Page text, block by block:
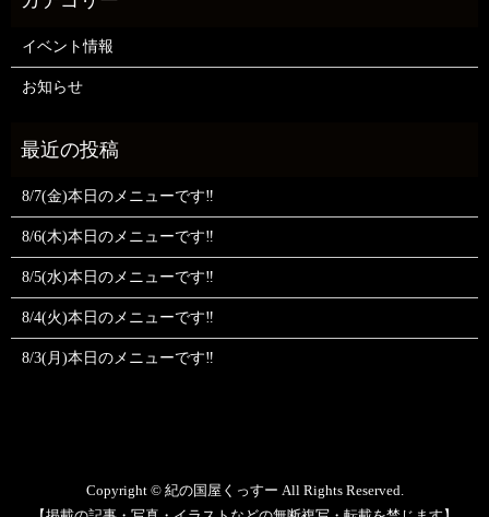
イベント情報
お知らせ
8/7(金)本日のメニューです‼️
8/6(木)本日のメニューです‼️
8/5(水)本日のメニューです‼️
8/4(火)本日のメニューです‼️
8/3(月)本日のメニューです‼️
Copyright © 紀の国屋くっすー All Rights Reserved.